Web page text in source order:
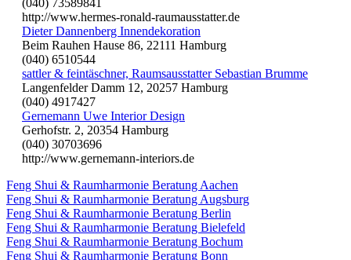
http://www.hermes-ronald-raumausstatter.de
Dieter Dannenberg Innendekoration
Beim Rauhen Hause 86, 22111 Hamburg
(040) 6510544
sattler & feintäschner, Raumsausstatter Sebastian Brumme
Langenfelder Damm 12, 20257 Hamburg
(040) 4917427
Gernemann Uwe Interior Design
Gerhofstr. 2, 20354 Hamburg
(040) 30703696
http://www.gernemann-interiors.de
Feng Shui & Raumharmonie Beratung Aachen
Feng Shui & Raumharmonie Beratung Augsburg
Feng Shui & Raumharmonie Beratung Berlin
Feng Shui & Raumharmonie Beratung Bielefeld
Feng Shui & Raumharmonie Beratung Bochum
Feng Shui & Raumharmonie Beratung Bonn